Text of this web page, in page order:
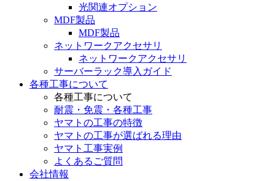
光関連オプション
MDF製品
MDF製品
ネットワークアクセサリ
ネットワークアクセサリ
サーバーラック導入ガイド
各種工事について
各種工事について
耐震・免震・各種工事
ヤマトの工事の特徴
ヤマトの工事が選ばれる理由
ヤマト工事実例
よくあるご質問
会社情報